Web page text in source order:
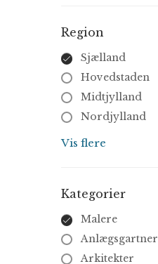
Region
Sjælland
Hovedstaden
Midtjylland
Nordjylland
Syddanmark
Vis flere
Kategorier
Malere
Anlægsgartner
Arkitekter